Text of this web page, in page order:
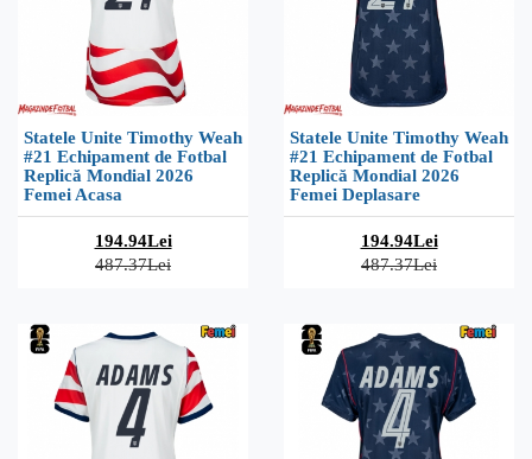
Statele Unite Timothy Weah
#21 Echipament de Fotbal
Replică Mondial 2026
Femei Acasa
194.94Lei
487.37Lei
Statele Unite Timothy Weah
#21 Echipament de Fotbal
Replică Mondial 2026
Femei Deplasare
194.94Lei
487.37Lei